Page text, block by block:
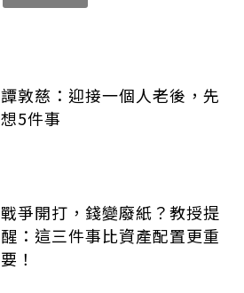
譚敦慈：迎接一個人老後，先
想5件事
戰爭開打，錢變廢紙？教授提
醒：這三件事比資產配置更重
要！